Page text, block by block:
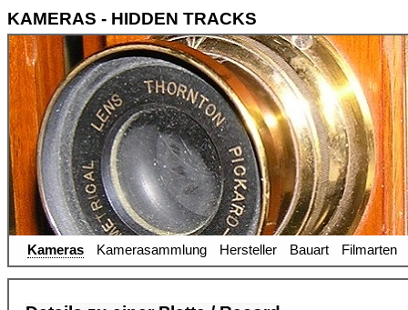
KAMERAS - HIDDEN TRACKS
Kameras Kamerasammlung Hersteller Bauart Filmarten